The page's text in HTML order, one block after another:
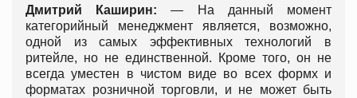
Дмитрий Каширин: — На данный момент
категорийный менеджмент является, возможно,
одной из самых эффективных технологий в
ритейле, но не единственной. Кроме того, он не
всегда уместен в чистом виде во всех формх и
форматах розничной торговли, и не может быть